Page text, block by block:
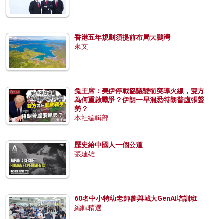
香港五年規劃須提前布局大鵬灣
來文
兔主席：美伊停戰協議變衝突導火線，雙方
為何重啟戰爭？伊朗一早洞悉特朗普虛張聲
勢？
本社編輯部
歷史給中國人一個公道
張建雄
60名中小特幼老師參與城大GenAI培訓班
編輯精選